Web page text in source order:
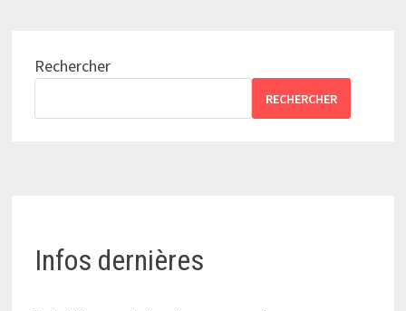
Rechercher
RECHERCHER
Infos dernières